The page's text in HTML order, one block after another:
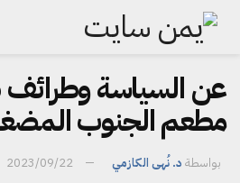
عن السياسة وطرائف
مطعم الجنوب
بواسطة د. نُهى الكازمي 2023/09/22